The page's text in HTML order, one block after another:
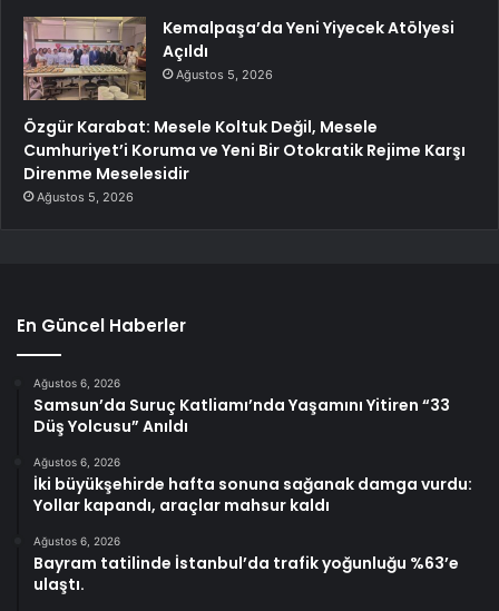
Kemalpaşa’da Yeni Yiyecek Atölyesi
Açıldı
Ağustos 5, 2026
Özgür Karabat: Mesele Koltuk Değil, Mesele
Cumhuriyet’i Koruma ve Yeni Bir Otokratik Rejime Karşı
Direnme Meselesidir
Ağustos 5, 2026
En Güncel Haberler
Ağustos 6, 2026
Samsun’da Suruç Katliamı’nda Yaşamını Yitiren “33
Düş Yolcusu” Anıldı
Ağustos 6, 2026
İki büyükşehirde hafta sonuna sağanak damga vurdu:
Yollar kapandı, araçlar mahsur kaldı
Ağustos 6, 2026
Bayram tatilinde İstanbul’da trafik yoğunluğu %63’e
ulaştı.